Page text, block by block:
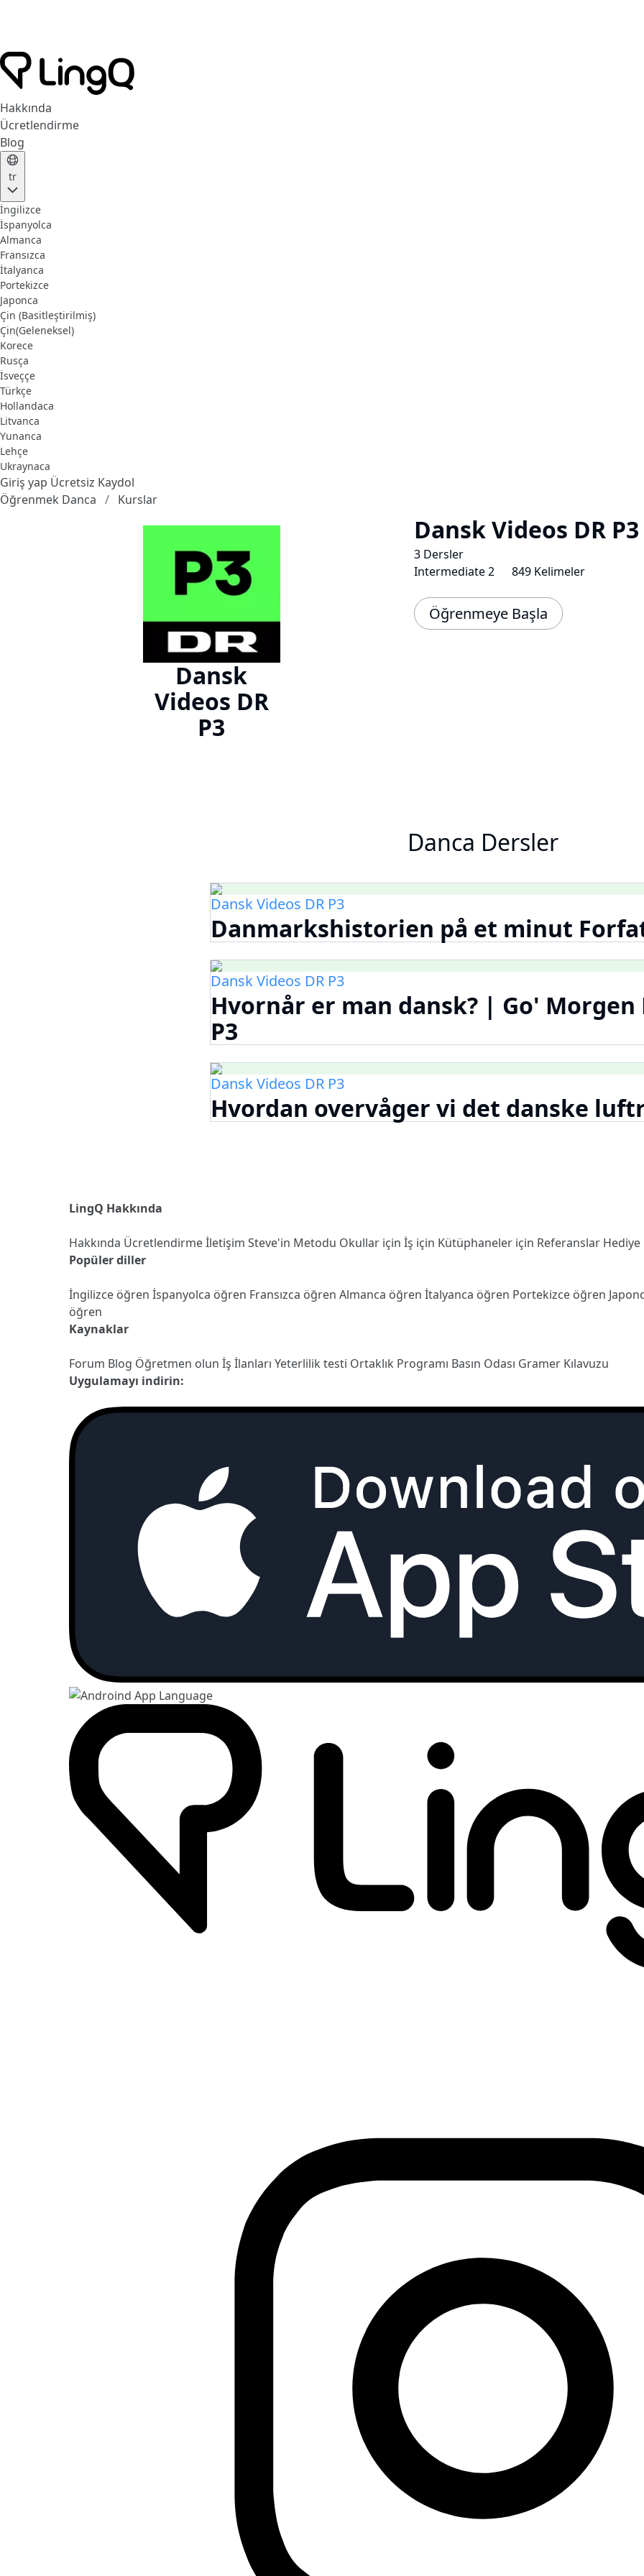
Hakkında
Ücretlendirme
Blog
tr
İngilizce
İspanyolca
Almanca
Fransızca
İtalyanca
Portekizce
Japonca
Çin (Basitleştirilmiş)
Çin(Geleneksel)
Korece
Rusça
İsveççe
Türkçe
Hollandaca
Litvanca
Yunanca
Lehçe
Ukraynaca
Giriş yap Ücretsiz Kaydol
Öğrenmek Danca
Kurslar
Dansk
Videos DR
P3
Dansk Videos DR P3
3 Dersler
Intermediate 2
849 Kelimeler
Öğrenmeye Başla
Danca Dersler
Dansk Videos DR P3
Danmarkshistorien på et minut
Dansk Videos DR P3
Hvornår er man dansk? | Go' Morgen
P3
Dansk Videos DR P3
Hvordan overvåger vi det danske
LingQ Hakkında
Hakkında Ücretlendirmeİletişim Steve'in Metodu Okullar için İş için Kütüphaneler için Referanslar Hediye
Popüler diller
İngilizce öğren İspanyolca öğren Fransızca öğren Almanca öğren İtalyanca öğren Portekizce öğren
öğren
Kaynaklar
Forum Blog Öğretmen olun İş İlanları Yeterlilik testi Ortaklık Programı Basın Odası Gramer Kılavuzu
Uygulamayı indirin: